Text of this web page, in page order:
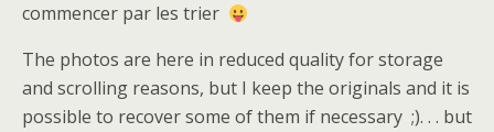
commencer par les trier
The photos are here in reduced quality for storage
and scrolling reasons, but I keep the originals and it is
possible to recover some of them if necessary ;). . . but